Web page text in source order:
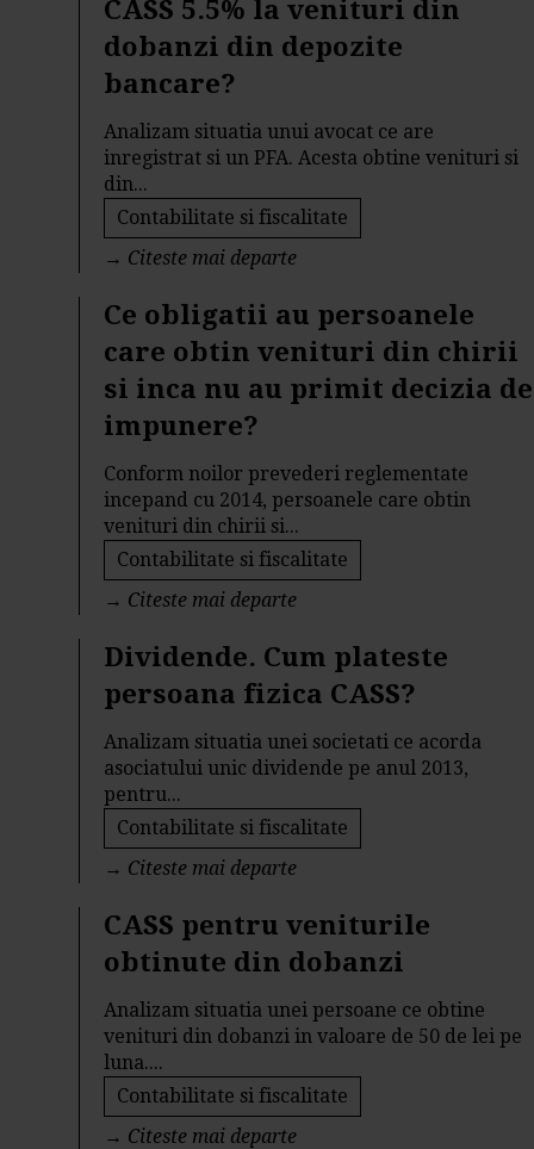
CASS 5.5% la venituri din
dobanzi din depozite
bancare?
Analizam situatia unui avocat ce are
inregistrat si un PFA. Acesta obtine venituri si
din...
Contabilitate si fiscalitate
→ Citeste mai departe
Ce obligatii au persoanele
care obtin venituri din chirii
si inca nu au primit decizia de
impunere?
Conform noilor prevederi reglementate
incepand cu 2014, persoanele care obtin
venituri din chirii si...
Contabilitate si fiscalitate
→ Citeste mai departe
Dividende. Cum plateste
persoana fizica CASS?
Analizam situatia unei societati ce acorda
asociatului unic dividende pe anul 2013,
pentru...
Contabilitate si fiscalitate
→ Citeste mai departe
CASS pentru veniturile
obtinute din dobanzi
Analizam situatia unei persoane ce obtine
venituri din dobanzi in valoare de 50 de lei pe
luna....
Contabilitate si fiscalitate
→ Citeste mai departe